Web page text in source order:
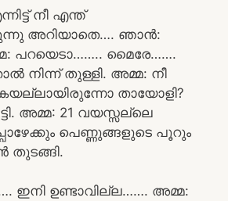
നീ എന്ത്
അറിയാതെ…. ഞാൻ:
പറയെടാ…….. മൈരേ…….
നിന്ന് തുള്ളി. അമ്മ: നീ
തായോളി?
അമ്മ: 21 വയസ്സല്ലെ
പെണ്ണുങ്ങളുടെ പൂറും
തുടങ്ങി.
ഇനി ഉണ്ടാവില്ല……. അമ്മ: